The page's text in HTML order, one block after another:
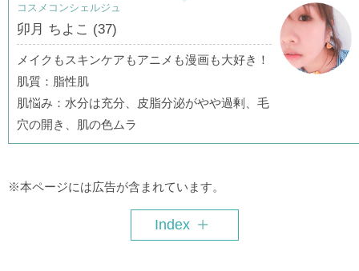
コスメコンシェルジュ
卯月 ちよこ (37)
メイクもスキンケアもアニメも漫画も大好き！
肌質：脂性肌
肌悩み：水分は充分、皮脂分泌がやや過剰、毛
穴の開き、肌の色ムラ
※本ページには広告が含まれています。
Index